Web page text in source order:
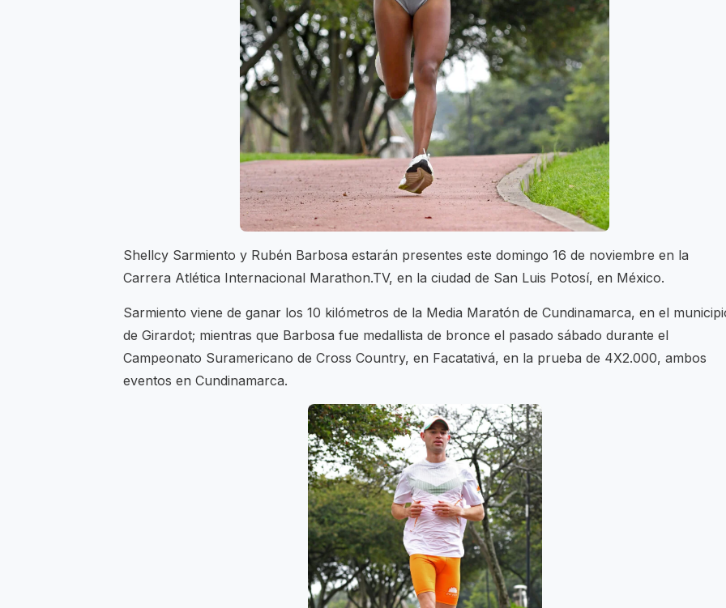
Shellcy Sarmiento y Rubén Barbosa estarán presentes este domingo 16 de noviembre en la
Carrera Atlética Internacional Marathon.TV, en la ciudad de San Luis Potosí, en México.
Sarmiento viene de ganar los 10 kilómetros de la Media Maratón de Cundinamarca, en el
de Girardot; mientras que Barbosa fue medallista de bronce el pasado sábado durante el
Campeonato Suramericano de Cross Country, en Facatativá, en la prueba de 4X2.000, ambos
eventos en Cundinamarca.